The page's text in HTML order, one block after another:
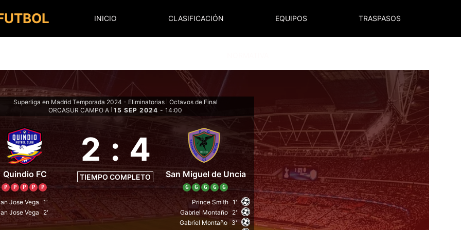
INICIO CLASIFICACIÓN EQUIPOS TRASPASOS
Superliga en Madrid Temporada 2024 - Eliminatorias
Octavos de Final
ORCASUR CAMPO A 15 SEP 2024 - 14:00
Quindio FC
P P P P P
2 : 4
TIEMPO COMPLETO San Miguel de Uncia
G G G G G
Jose Vega 1'
Jose Vega
2'
Prince Smith 1'
Gabriel Montaño 2'
Gabriel Montaño 3'